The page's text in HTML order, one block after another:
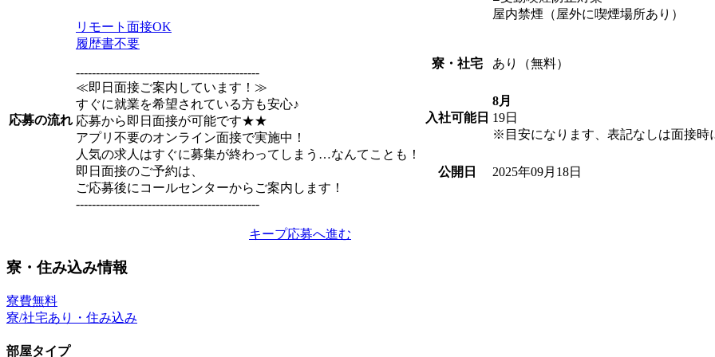
応募の流れ
リモート面接OK
履歴書不要
----------------------------------------------
≪即日面接ご案内しています！≫
すぐに就業を希望されている方も安心♪
応募から即日面接が可能です★★
アプリ不要のオンライン面接で実施中！
人気の求人はすぐに募集が終わってしまう…なんてことも！
即日面接のご予約は、
ご応募後にコールセンターからご案内します！
----------------------------------------------
屋内禁煙（屋外に喫煙場所あり）
寮・社宅 あり（無料）
入社可能日
8月
19日
※目安になります、表記なしは面接時
公開日 2025年09月18日
キープ応募へ進む
寮・住み込み情報
寮費無料
寮/社宅あり・住み込み
部屋タイプ